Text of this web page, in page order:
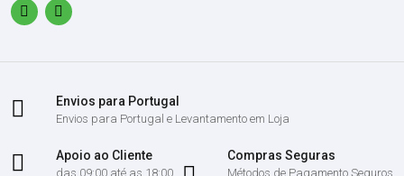
Envios para Portugal
Envios para Portugal e Levantamento em Loja
Apoio ao Cliente
das 09:00 até as 18:00
Compras Seguras
Métodos de Pagamento Seguros